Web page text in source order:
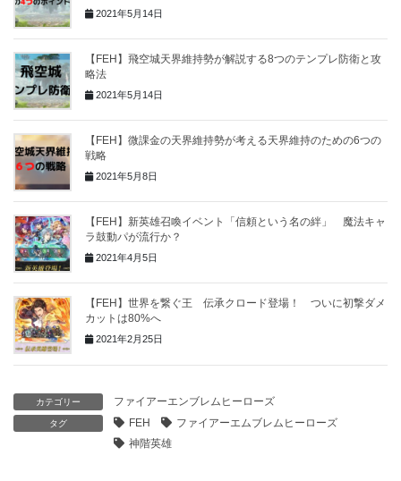
2021年5月14日
【FEH】飛空城天界維持勢が解説する8つのテンプレ防衛と攻
略法
2021年5月14日
【FEH】微課金の天界維持勢が考える天界維持のための6つの
戦略
2021年5月8日
【FEH】新英雄召喚イベント「信頼という名の絆」 魔法キャ
ラ鼓動パが流行か？
2021年4月5日
【FEH】世界を繋ぐ王 伝承クロード登場！ ついに初撃ダメ
カットは80%へ
2021年2月25日
カテゴリー ファイアーエンブレムヒーローズ
タグ FEH
ファイアーエムブレムヒーローズ
神階英雄